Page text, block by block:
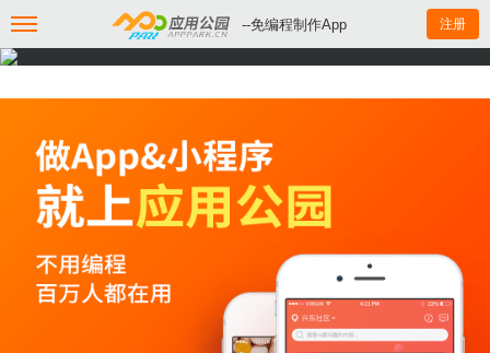
--免编程制作App 注册